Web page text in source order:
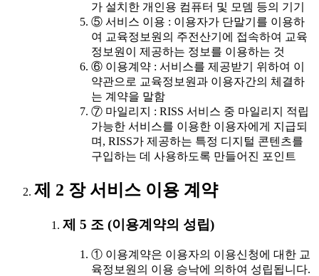
가 설치한 개인용 컴퓨터 및 모뎀 등의 기기
⑤ 서비스 이용 : 이용자가 단말기를 이용하
여 교육정보원의 주전산기에 접속하여 교육
정보원이 제공하는 정보를 이용하는 것
⑥ 이용계약 : 서비스를 제공받기 위하여 이
약관으로 교육정보원과 이용자간의 체결하
는 계약을 말함
⑦ 마일리지 : RISS 서비스 중 마일리지 적립
가능한 서비스를 이용한 이용자에게 지급되
며, RISS가 제공하는 특정 디지털 콘텐츠를
구입하는 데 사용하도록 만들어진 포인트
제 2 장 서비스 이용 계약
제 5 조 (이용계약의 성립)
① 이용계약은 이용자의 이용신청에 대한 교
육정보원의 이용 승낙에 의하여 성립됩니다.